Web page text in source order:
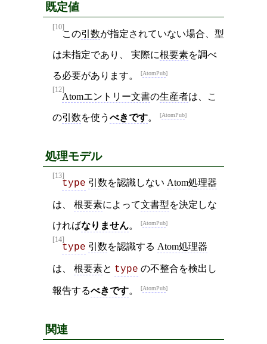
既定値
[10]
この引数が指定されていない場合、型
は未指定であり、 実際に根要素を調べ
る必要があります。 AtomPub
[12]
Atomエントリー文書の生産者は、こ
の引数を使う べきです。 AtomPub
処理モデル
[13]
type 引数を認識しない Atom処理器
は、 根要素によって文書型を決定しな
ければなりません。 AtomPub
[14]
type 引数を認識する Atom処理器
は、 根要素と type の不整合を検出し
報告するべきです。 AtomPub
関連